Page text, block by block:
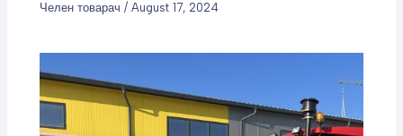
Челен товарач /August 17, 2024